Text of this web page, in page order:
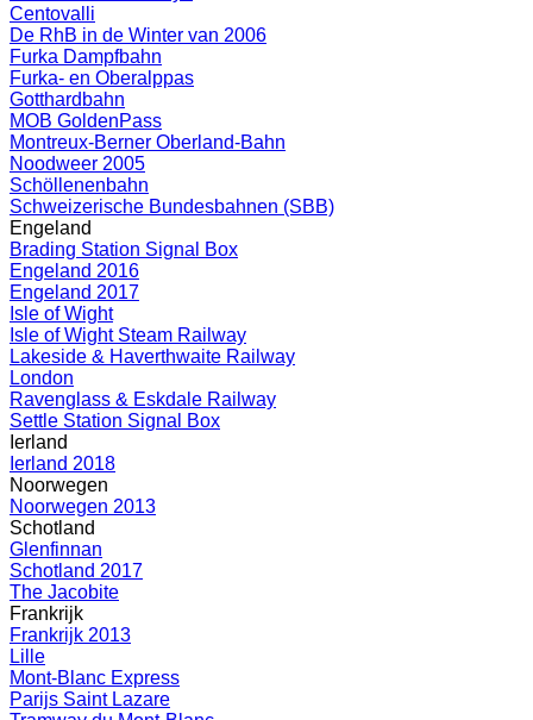
Centovalli
De RhB in de Winter van 2006
Furka Dampfbahn
Furka- en Oberalppas
Gotthardbahn
MOB GoldenPass
Montreux-Berner Oberland-Bahn
Noodweer 2005
Schöllenenbahn
Schweizerische Bundesbahnen (SBB)
Engeland
Brading Station Signal Box
Engeland 2016
Engeland 2017
Isle of Wight
Isle of Wight Steam Railway
Lakeside & Haverthwaite Railway
London
Ravenglass & Eskdale Railway
Settle Station Signal Box
Ierland
Ierland 2018
Noorwegen
Noorwegen 2013
Schotland
Glenfinnan
Schotland 2017
The Jacobite
Frankrijk
Frankrijk 2013
Lille
Mont-Blanc Express
Parijs Saint Lazare